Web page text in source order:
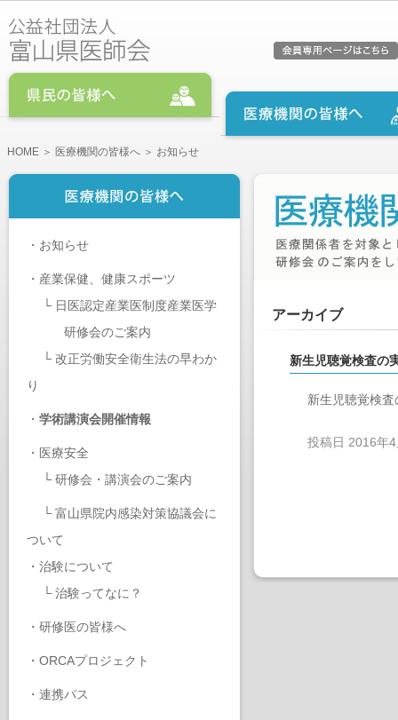
HOME ＞ 医療機関の皆様へ ＞ お知らせ
・ お知らせ
・ 産業保健、健康スポーツ
└ 日医認定産業医制度産業医学
研修会のご案内
└ 改正労働安全衛生法の早わか
り
・ 学術講演会開催情報
・ 医療安全
└ 研修会・講演会のご案内
└ 富山県院内感染対策協議会に
ついて
・ 治験について
└ 治験ってなに？
・ 研修医の皆様へ
・ ORCAプロジェクト
・ 連携パス
アーカイブ
新生児聴覚検査の
新生児聴覚検
投稿日 2016年